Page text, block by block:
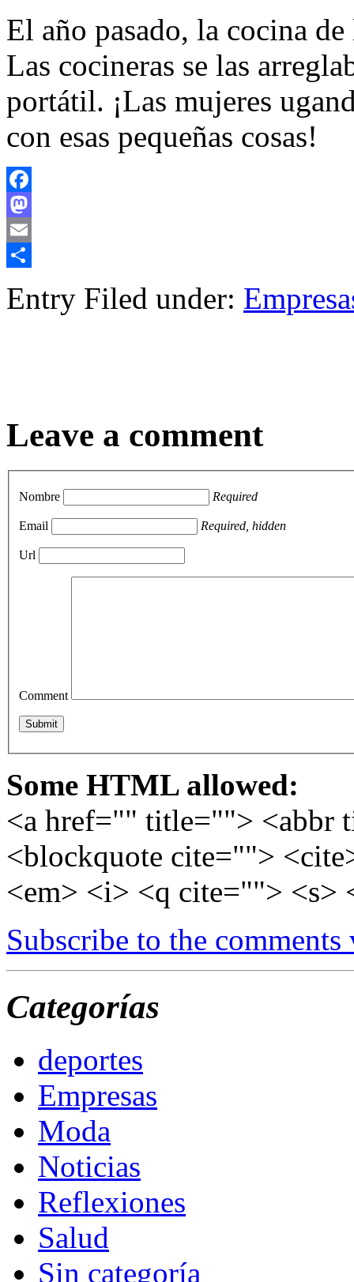
El año pasado, la cocina
Las cocineras se las
portátil. ¡Las mujeres
con esas pequeñas cosas!
Facebook
Mastodon
Email
Entry Filed under:
Leave a comment
Nombre Required
Email Required, hidden
Url
Comment
Some HTML allowed:
<a href="" title=""> <abbr
<blockquote cite="">
<em> <i> <q cite=""> <s>
Subscribe to the comments
Categorías
deportes
Empresas
Moda
Noticias
Reflexiones
Salud
Sin categoría